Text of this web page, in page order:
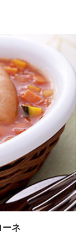
ーネ